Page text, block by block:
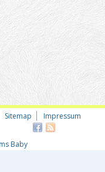
Sitemap Impressum
Baby